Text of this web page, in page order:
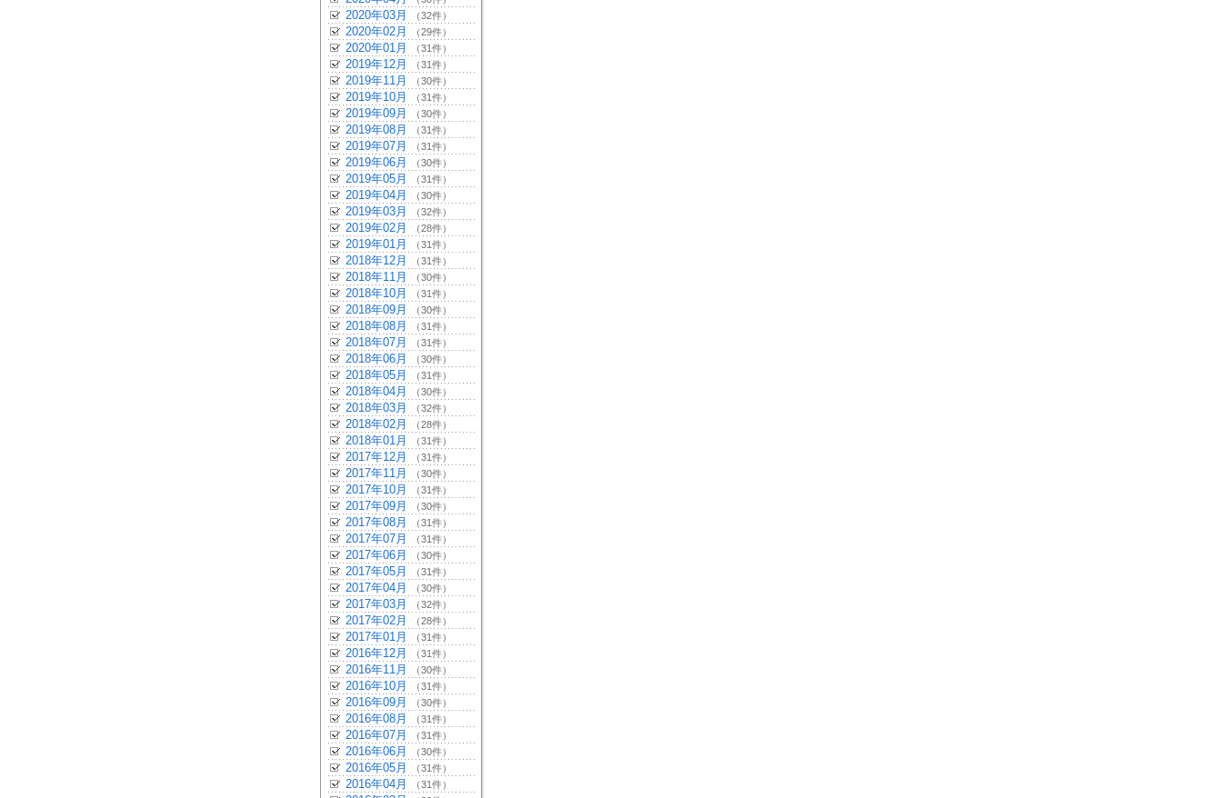
2020年03月 （32件）
2020年02月 （29件）
2020年01月 （31件）
2019年12月 （31件）
2019年11月 （30件）
2019年10月 （31件）
2019年09月 （30件）
2019年08月 （31件）
2019年07月 （31件）
2019年06月 （30件）
2019年05月 （31件）
2019年04月 （30件）
2019年03月 （32件）
2019年02月 （28件）
2019年01月 （31件）
2018年12月 （31件）
2018年11月 （30件）
2018年10月 （31件）
2018年09月 （30件）
2018年08月 （31件）
2018年07月 （31件）
2018年06月 （30件）
2018年05月 （31件）
2018年04月 （30件）
2018年03月 （32件）
2018年02月 （28件）
2018年01月 （31件）
2017年12月 （31件）
2017年11月 （30件）
2017年10月 （31件）
2017年09月 （30件）
2017年08月 （31件）
2017年07月 （31件）
2017年06月 （30件）
2017年05月 （31件）
2017年04月 （30件）
2017年03月 （32件）
2017年02月 （28件）
2017年01月 （31件）
2016年12月 （31件）
2016年11月 （30件）
2016年10月 （31件）
2016年09月 （30件）
2016年08月 （31件）
2016年07月 （31件）
2016年06月 （30件）
2016年05月 （31件）
2016年04月 （31件）